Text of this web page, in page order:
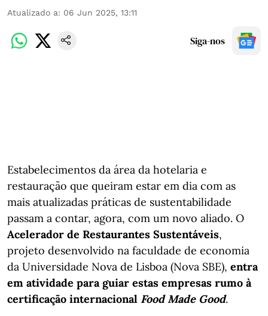
Atualizado a: 06 Jun 2025, 13:11
Siga-nos
Estabelecimentos da área da hotelaria e
restauração que queiram estar em dia com as
mais atualizadas práticas de sustentabilidade
passam a contar, agora, com um novo aliado. O
Acelerador de Restaurantes Sustentáveis,
projeto desenvolvido na faculdade de economia
da Universidade Nova de Lisboa (Nova SBE), entra
em atividade para guiar estas empresas rumo à
certificação internacional Food Made Good.